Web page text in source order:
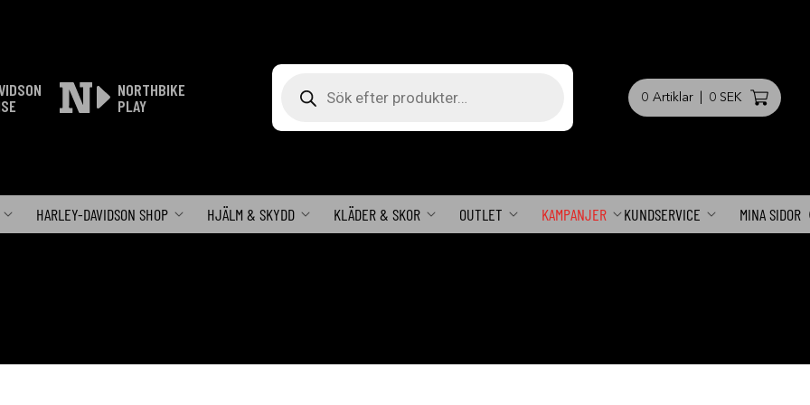
NORTHBIKE
PLAY
0 Artiklar 0 SEK
HARLEY-DAVIDSON SHOP HJÄLM & SKYDD KLÄDER & SKOR OUTLET KAMPANJER KUNDSERVICE MINA SIDOR